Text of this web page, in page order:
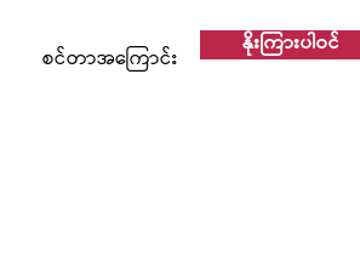
စင်တာအကြောင်း နိုးကြားပါဝင်